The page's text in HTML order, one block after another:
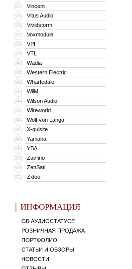
334 Vincent
335 Vitus Audio
336 Vividstorm
337 Voxmodule
338 VPI
339 VTL
340 Wadia
341 Western Electric
342 Wharfedale
343 WiiM
344 Wilson Audio
345 Wireworld
346 Wolf von Langa
347 X-quisite
348 Yamaha
349 YBA
350 Zavfino
351 ZenSati
352 Zidoo
ИНФОРМАЦИЯ
ОБ АУДИОСТАТУСЕ
РОЗНИЧНАЯ ПРОДАЖА
ПОРТФОЛИО
СТАТЬИ И ОБЗОРЫ
НОВОСТИ